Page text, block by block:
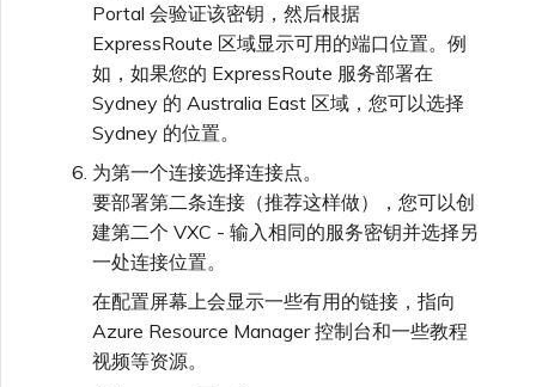
Portal 会验证该密钥，然后根据
ExpressRoute 区域显示可用的端口位置。例
如，如果您的 ExpressRoute 服务部署在
Sydney 的 Australia East 区域，您可以选择
Sydney 的位置。
为第一个连接选择连接点。
要部署第二条连接（推荐这样做），您可以创
建第二个 VXC - 输入相同的服务密钥并选择另
一处连接位置。
在配置屏幕上会显示一些有用的链接，指向
Azure Resource Manager 控制台和一些教程
视频等资源。